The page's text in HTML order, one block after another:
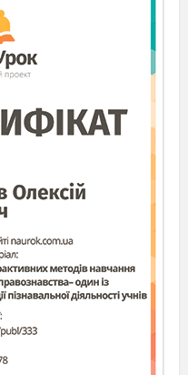
що сьогодні ви
якщо бути
і ясна — це
свято
уже день
глава родини —
подарувала
ночі, коли
гарне і
важкій і